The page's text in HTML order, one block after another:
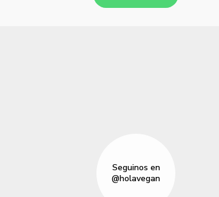
Seguinos en
@holavegan